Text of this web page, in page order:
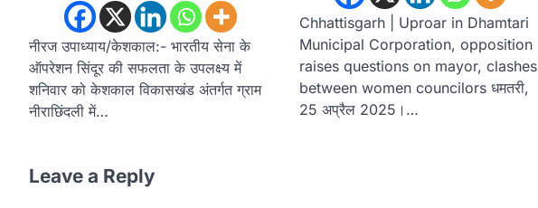
नीरज उपाध्याय/केशकाल:- भारतीय सेना के
ऑपरेशन सिंदूर की सफलता के उपलक्ष्य में
शनिवार को केशकाल विकासखंड अंतर्गत ग्राम
नीराछिंदली में…
Chhattisgarh | Uproar in Dhamtari
Municipal Corporation, opposition
raises questions on mayor, clashes
between women councilors धमतरी,
25 अप्रैल 2025।…
Leave a Reply